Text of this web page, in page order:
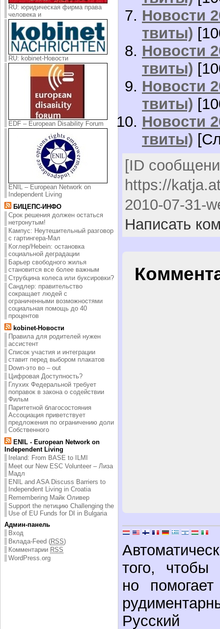
RU: юридическая фирма права
человека и
RU: kobinet-Новости
EDF – European Disability Forum
ENIL – European Network on
Independent Living
БИЦЕПС-ИНФО
Срок решения должен остаться
нетронутым!
Кампус: Неутешительный разговор
с гартингера-Мал
Коглер/Hebein: остановка
социальной деградации
Барьер свободного жилья
становится все более важным
Струбцина колеса или буксировки?
Сандлер: правительство
сокращает людей с
ограниченными возможностями
социальная помощь до 40
процентов
kobinet-Новости
Правила для родителей нужен
ассистент
Список участия и интеграции
ставит перед выбором плакатов
Down-это во – out
Цифровая Доступность?
Глухих Федеральной требует
поправок в закона о содействии
Фильм
Паритетной благосостояния
Ассоциация приветствует
предложения по ограничению доли
Собственного
ENIL - European Network on
Independent Living
Ireland: From BASE to ILMI
Meet our New ESC Volunteer – Лиза
Мадл
ENIL and ASA Discuss Barriers to
Independent Living in Croatia
Remembering Майк Оливер
Support the петицию Challenging the
Use of EU Funds for DI in Bulgaria
Админ-панель
Вход
Вклада-Feed (RSS)
Комментарии RSS
WordPress.org
Новости
твиты)
Новости
твиты)
Новости
твиты)
Новости
твиты)
[ID
https://
2010-07-31-
Написать
того,
но
Русский